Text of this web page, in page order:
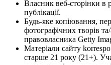
Власник веб-сторінки в
публікації.
Будь-яке копіювання,
фотографічних творів
правовласника Getty
Матеріали сайту
старше 21 року (21+).